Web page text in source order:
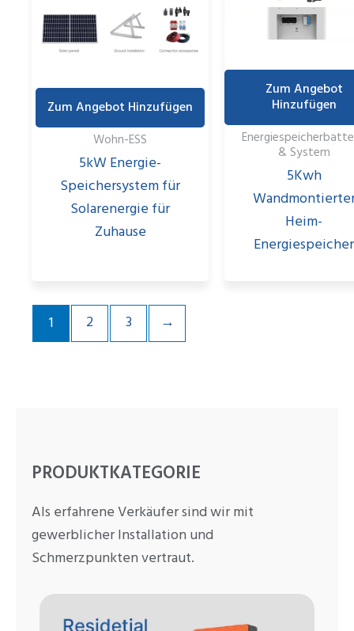
Zum Angebot Hinzufügen
Wohn-ESS
5kW Energie-
Speichersystem für
Solarenergie für
Zuhause
Zum Angebot
Hinzufügen
& System
5Kwh
Heim-
Energiespeicher
1 2 3 →
PRODUKTKATEGORIE
Als erfahrene Verkäufer sind wir mit
gewerblicher Installation und
Schmerzpunkten vertraut.